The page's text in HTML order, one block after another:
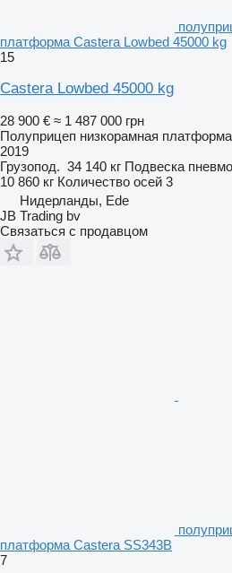
платформа Castera Lowbed 45000 kg
15
Castera Lowbed 45000 kg
28 900 € ≈ 1 487 000 грн
Полуприцеп низкорамная платформа
2019
Грузопод. 34 140 кг Подвеска
10 860 кг Количество осей 3
Нидерланды, Ede
JB Trading bv
Связаться с продавцом
платформа Castera SS343B
7